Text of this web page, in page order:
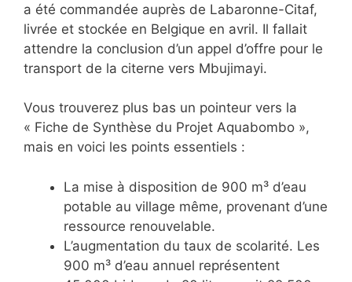
a été commandée auprès de Labaronne-Citaf,
livrée et stockée en Belgique en avril. Il fallait
attendre la conclusion d’un appel d’offre pour le
transport de la citerne vers Mbujimayi.
Vous trouverez plus bas un pointeur vers la
« Fiche de Synthèse du Projet Aquabombo »,
mais en voici les points essentiels :
La mise à disposition de 900 m³ d’eau
potable au village même, provenant d’une
ressource renouvelable.
L’augmentation du taux de scolarité. Les
900 m³ d’eau annuel représentent